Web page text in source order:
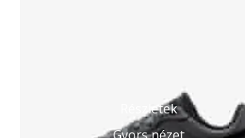
Részletek
Gyors nézet